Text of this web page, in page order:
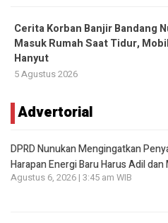
Cerita Korban Banjir Bandang
Masuk Rumah Saat Tidur,
Hanyut
5 Agustus 2026
Advertorial
DPRD Nunukan Mengingatkan
Harapan Energi Baru Harus Adil dan
Agustus 6, 2026 | 3:45 am WIB